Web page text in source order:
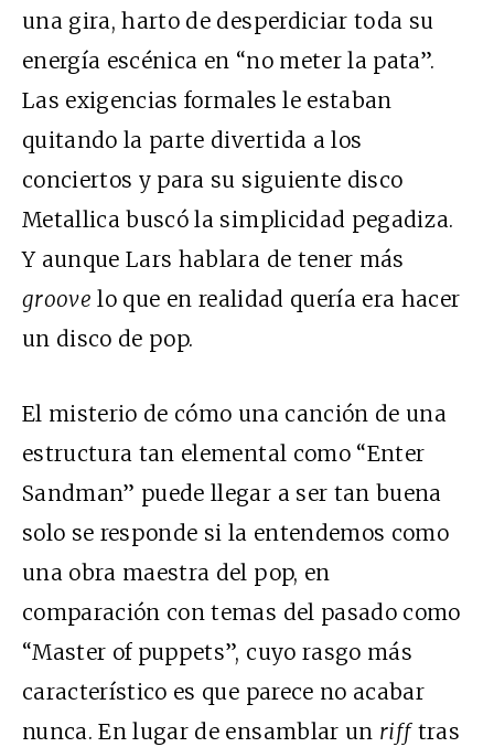
una gira, harto de desperdiciar toda su
energía escénica en “no meter la pata”.
Las exigencias formales le estaban
quitando la parte divertida a los
conciertos y para su siguiente disco
Metallica buscó la simplicidad pegadiza.
Y aunque Lars hablara de tener más
groove lo que en realidad quería era hacer
un disco de pop.
El misterio de cómo una canción de una
estructura tan elemental como “Enter
Sandman” puede llegar a ser tan buena
solo se responde si la entendemos como
una obra maestra del pop, en
comparación con temas del pasado como
“Master of puppets”, cuyo rasgo más
característico es que parece no acabar
nunca. En lugar de ensamblar un rifftras